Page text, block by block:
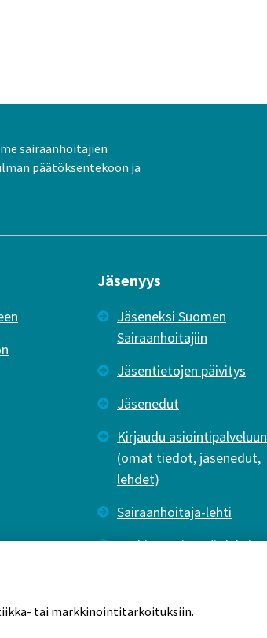
sairaanhoitajien
päätöksentekoon ja
Jäsenyys
Jäseneksi Suomen
Sairaanhoitajiin
Jäsentietojen päivitys
Jäsenedut
Kirjaudu asiointipalveluun
(omat tiedot, jäsenedut,
lehdet)
Sairaanhoitaja-lehti
Tutkiva Hoitotyö -lehti
tai markkinointitarkoituksiin.